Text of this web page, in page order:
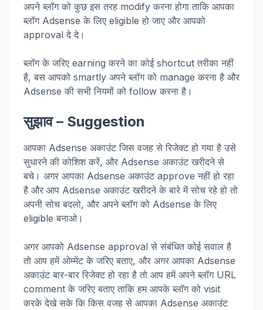
अपने ब्लॉग को कुछ इस तरह modify करना होगा ताकि आपका
ब्लॉग Adsense के लिए eligible हो जाए और आपको
approval दे दे।
ब्लॉग के जरिए earning करने का कोई shortcut तरीका नहीं
है, बस आपको smartly अपने ब्लॉग को manage करना है और
Adsense की सभी नियमों को follow करना है।
सुझाव – Suggestion
आपका Adsense अकाउंट जिस वजह से रिजेक्ट हो गया है उसे
सुधारने की कोशिश करें, और Adsense अकाउंट खरीदने से
बचे। अगर आपका Adsense अकाउंट approve नहीं हो रहा
है और आप Adsense अकाउंट खरीदने के बारे में सोच रहे हो तो
अपनी सोच बदलो, और अपने ब्लॉग को Adsense के लिए
eligible बनाओ।
अगर आपको Adsense approval से संबंधित कोई सवाल है
तो आप हमें ओम्मेंट के जरिए बताए, और अगर आपका Adsense
अकाउंट बार-बार रिजेक्ट हो रहा है तो आप हमें अपने ब्लॉग URL
comment के जरिए बताए ताकि हम आपके ब्लॉग को visit
करके देखे सके कि किस वजह से आपका Adsense अकाउंट